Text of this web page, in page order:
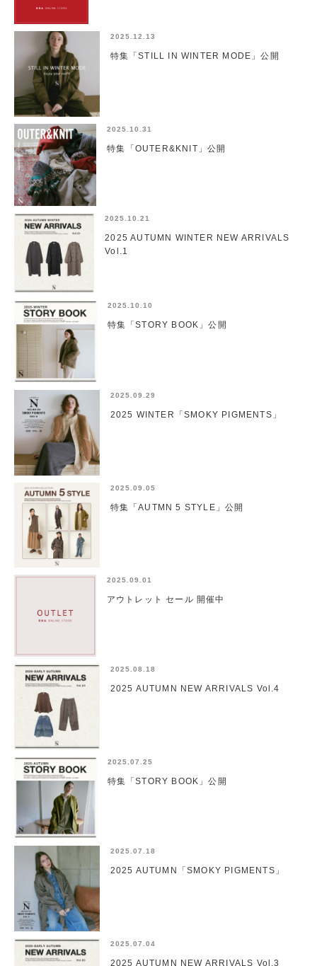
2025.12.13
特集「STILL IN WINTER MODE」公開
2025.10.31
特集「OUTER&KNIT」公開
2025.10.21
2025 AUTUMN WINTER NEW ARRIVALS
Vol.1
2025.10.10
特集「STORY BOOK」公開
2025.09.29
2025 WINTER「SMOKY PIGMENTS」
2025.09.05
特集「AUTMN 5 STYLE」公開
2025.09.01
アウトレット セール 開催中
2025.08.18
2025 AUTUMN NEW ARRIVALS Vol.4
2025.07.25
特集「STORY BOOK」公開
2025.07.18
2025 AUTUMN「SMOKY PIGMENTS」
2025.07.04
2025 AUTUMN NEW ARRIVALS Vol.3